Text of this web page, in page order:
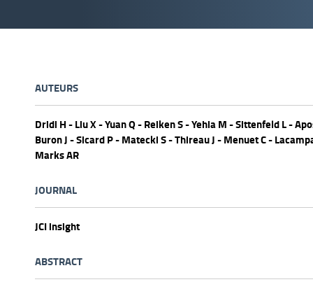
AUTEURS
Dridi H - Liu X - Yuan Q - Reiken S - Yehia M - Sittenfeld L -
Buron J - Sicard P - Matecki S - Thireau J - Menuet C -
Marks AR
JOURNAL
JCI insight
ABSTRACT